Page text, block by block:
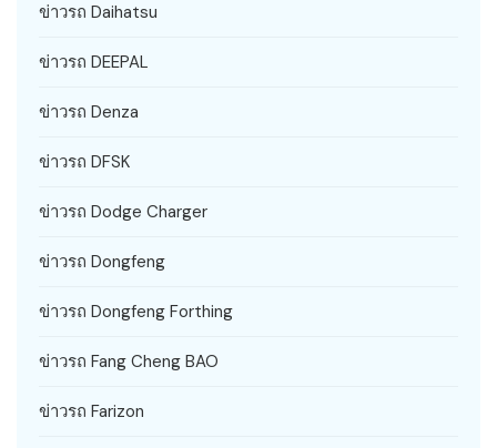
ข่าวรถ Daihatsu
ข่าวรถ DEEPAL
ข่าวรถ Denza
ข่าวรถ DFSK
ข่าวรถ Dodge Charger
ข่าวรถ Dongfeng
ข่าวรถ Dongfeng Forthing
ข่าวรถ Fang Cheng BAO
ข่าวรถ Farizon